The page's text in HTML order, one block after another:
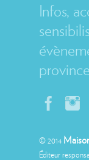
Infos,
© 2014
Éditeur